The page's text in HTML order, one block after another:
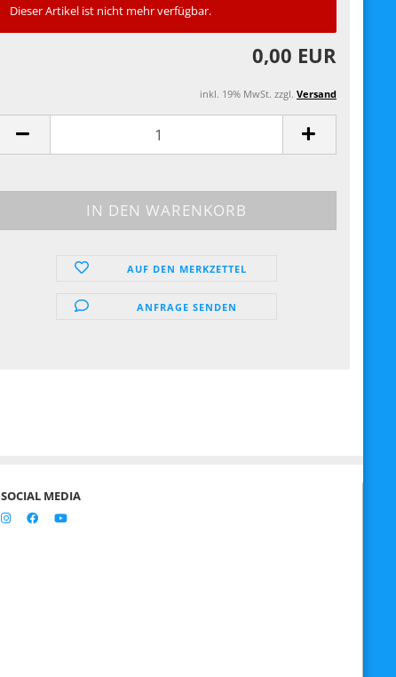
Dieser Artikel ist nicht mehr verfügbar.
0,00 EUR
inkl. 19% MwSt. zzgl. Versand
AUF DEN MERKZETTEL
ANFRAGE SENDEN
SOCIAL MEDIA